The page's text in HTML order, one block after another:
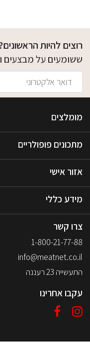
רוצים להיות
ששומעים על מבצעים
מומלצים
מתכונים פופולריים
אזור אישי
מידע כללי
צרו קשר
1-800-21-77-88
info@meatnet.co.il
התעשייה 23 רעננה
עקבו אחרינו